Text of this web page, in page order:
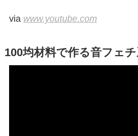
via www.youtube.com
100均材料で作る音フェ